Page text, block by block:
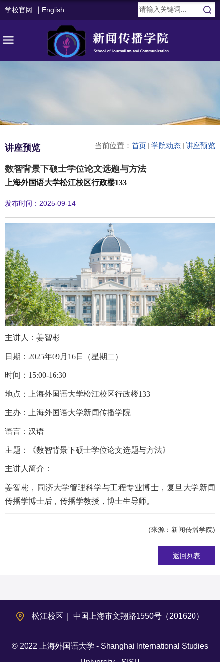
学校官网 English
当前位置： 首页 学院动态 讲座预览
讲座预览
数智背景下硕士学位论文选题与方法
上海外国语大学松江校区行政楼133
发布时间：2025-09-14
主讲人：姜智彬
日期：2025年09月16日（星期二）
时间：15:00-16:30
地点：上海外国语大学松江校区行政楼133
主办：上海外国语大学新闻传播学院
语言：汉语
主题：《数智背景下硕士学位论文选题与方法》
主讲人简介：
姜智彬，同济大学管理科学与工程专业博士，复旦大学新闻
传播学博士后，传播学教授，博士生导师。
(来源：新闻传播学院)
返回列表
｜松江校区｜ 中国上海市文翔路1550号（201620）
© 2022 上海外国语大学 - Shanghai International Studies